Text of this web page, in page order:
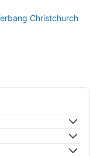
Christchurch